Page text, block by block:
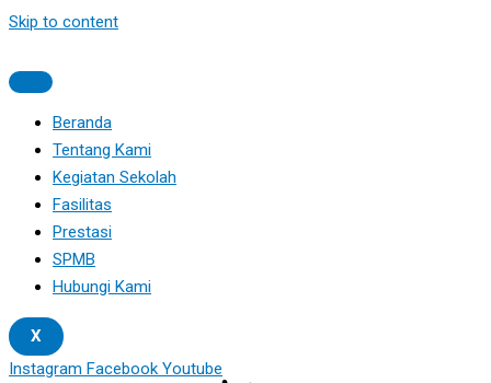
Skip to content
Beranda
Tentang Kami
Kegiatan Sekolah
Fasilitas
Prestasi
SPMB
Hubungi Kami
X
Instagram Facebook Youtube